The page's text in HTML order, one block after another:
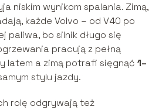
niskim wynikom spalania. Zimą,
każde Volvo – od V40 po
paliwa, bo silnik długo się
pracują z pełną
latem a zimą potrafi sięgnąć 1–
stylu jazdy.
rolę odgrywają też